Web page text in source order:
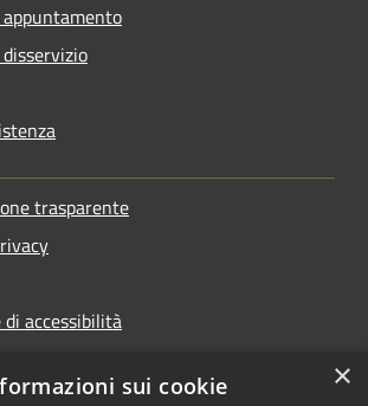
trasparente
accessibilità
×
sui cookie